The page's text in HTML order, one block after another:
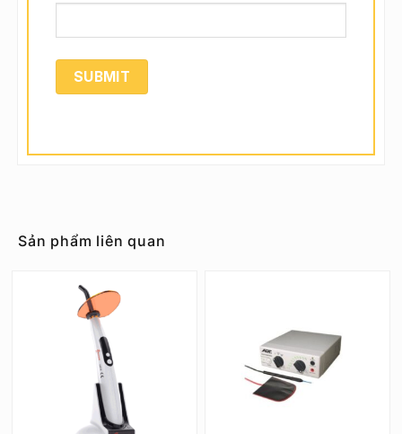
Sản phẩm liên quan